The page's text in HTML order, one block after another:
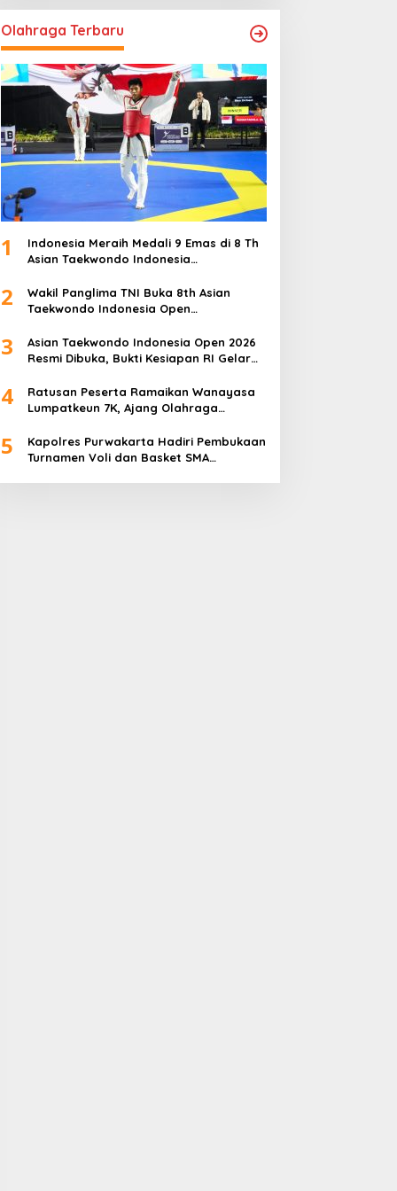
Olahraga Terbaru
1
Indonesia Meraih Medali 9 Emas di 8 Th
Asian Taekwondo Indonesia
2
Wakil Panglima TNI Buka 8th Asian
Taekwondo Indonesia Open
3
Asian Taekwondo Indonesia Open 2026
Resmi Dibuka, Bukti Kesiapan RI Gelar
4
Ratusan Peserta Ramaikan Wanayasa
Lumpatkeun 7K, Ajang Olahraga
5
Kapolres Purwakarta Hadiri Pembukaan
Turnamen Voli dan Basket SMA